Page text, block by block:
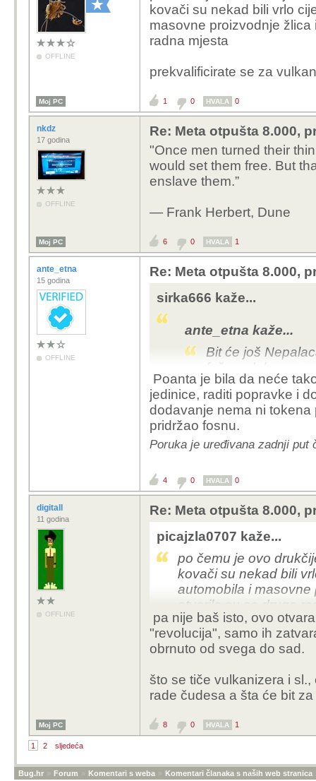
OFFLINE
kovači su nekad bili vrlo
masovne proizvodnje žlica
radna mjesta
prekvalificirate se za
Moj PC 1 0 HVALA 0
nkdz
17 godina
OFFLINE
Re: Meta otpušta 8.000,
"Once men turned their
would set them free. But
enslave them.”
― Frank Herbert, Dune
Moj PC 6 0 HVALA 1
ante_etna
15 godina
OFFLINE
Re: Meta otpušta 8.000,
sirka666 kaže...
ante_etna kaže...
Bit će još
fušere dok ovo
domovima,
Serviser sam klima-
zemalja šta je
pričam o splitu i
Poanta je bila da neće
jedinice, raditi popravke i
dodavanje nema ni
pridržao fosnu.
Poruka je uređivana zadnji put
4 0 HVALA 0
digitall
11 godina
OFFLINE
Re: Meta otpušta 8.000,
picajzla0707 kaže...
po čemu je ovo
kovači su nekad bili
automobila i masovne
otvorila su se druga
prekvalificirate se za
pa nije baš isto, ovo
"revolucija", samo ih
obrnuto od svega do sad.
što se tiče vulkanizera i
rade čudesa a šta će bit
Moj PC 8 0 HVALA 1
1 2 sljedeća
Bug.hr » Forum » Komentari s weba » Komentari članaka s naših web stranica